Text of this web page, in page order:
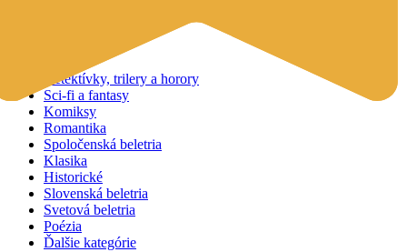
Detektívky, trilery a horory
Sci-fi a fantasy
Komiksy
Romantika
Spoločenská beletria
Klasika
Historické
Slovenská beletria
Svetová beletria
Poézia
Ďalšie kategórie